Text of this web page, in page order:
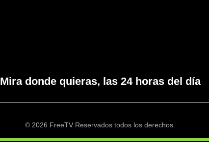
Mira donde quieras, las 24 horas del día
© 2026 FreeTV Reservados todos los derechos.